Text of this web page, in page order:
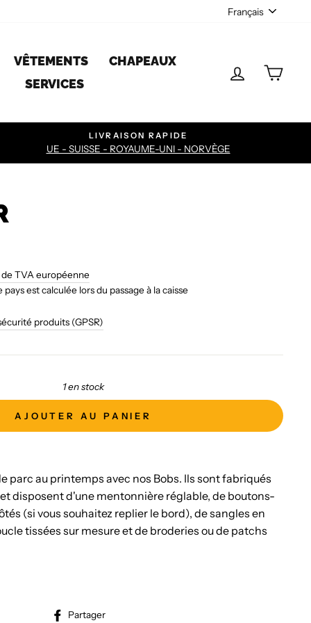
Français
VÊTEMENTS
CHAPEAUX
SERVICES
SE
LIVRAISON RAPIDE
UE - SUISSE - ROYAUME-UNI - NORVÈGE
de TVA européenne
est calculée lors du passage à la caisse
produits (GPSR)
1 en stock
AJOUTER AU PANIER
parc au printemps avec nos Bobs. Ils sont fabriqués
disposent d'une mentonnière réglable, de boutons-
(si vous souhaitez replier le bord), de sangles en
tissées sur mesure et de broderies ou de patchs
Partager